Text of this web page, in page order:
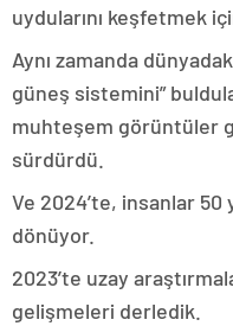
uydularını keşfetmek
Aynı zamanda
güneş sistemini”
muhteşem görüntüler
sürdürdü.
Ve 2024’te, insanlar 50
dönüyor.
2023’te uzay
gelişmeleri derledik.